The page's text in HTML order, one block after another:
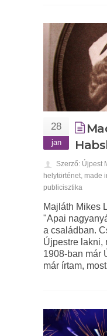
28
jan
Szerző: Újpest
helytörténet, made
publicisztika
Majláth Mikes
"Apai
a családban.
Újpestre lakni,
1908-ban már
már írtam,